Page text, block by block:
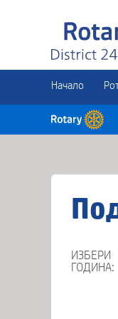
Начало
ИЗБЕРИ
ГОДИНА: